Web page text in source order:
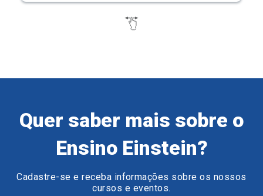
Quer saber mais sobre o
Ensino Einstein?
Cadastre-se e receba informações sobre os nossos
cursos e eventos.